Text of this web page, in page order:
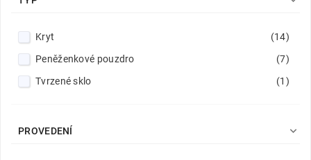
Kryt
(14)
Peněženkové pouzdro
(7)
Tvrzené sklo
(1)
PROVEDENÍ 